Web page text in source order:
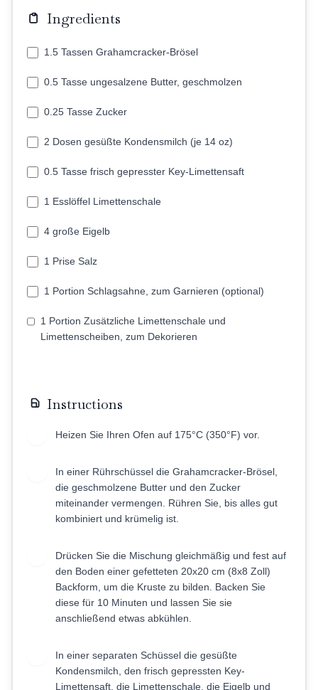
Ingredients
1.5 Tassen Grahamcracker-Brösel
0.5 Tasse ungesalzene Butter, geschmolzen
0.25 Tasse Zucker
2 Dosen gesüßte Kondensmilch (je 14 oz)
0.5 Tasse frisch gepresster Key-Limettensaft
1 Esslöffel Limettenschale
4 große Eigelb
1 Prise Salz
1 Portion Schlagsahne, zum Garnieren (optional)
1 Portion Zusätzliche Limettenschale und
Limettenscheiben, zum Dekorieren
Instructions
Heizen Sie Ihren Ofen auf 175°C (350°F) vor.
In einer Rührschüssel die Grahamcracker-Brösel,
die geschmolzene Butter und den Zucker
miteinander vermengen. Rühren Sie, bis alles gut
kombiniert und krümelig ist.
Drücken Sie die Mischung gleichmäßig und fest auf
den Boden einer gefetteten 20x20 cm (8x8 Zoll)
Backform, um die Kruste zu bilden. Backen Sie
diese für 10 Minuten und lassen Sie sie
anschließend etwas abkühlen.
In einer separaten Schüssel die gesüßte
Kondensmilch, den frisch gepressten Key-
Limettensaft, die Limettenschale, die Eigelb und